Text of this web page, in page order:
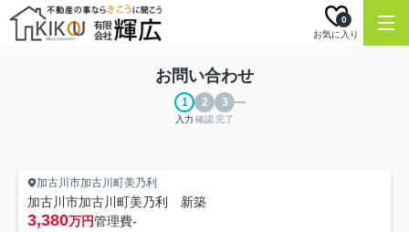
お気に入り
0
お問い合わせ
入力 確認完了
加古川市加古川町美乃利
加古川市加古川町美乃利 新築
3,380万円管理費-